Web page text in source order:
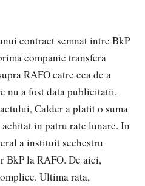
contract semnat intre BkP
companie transfera
RAFO catre cea de a
nu a fost data publicitatii.
Calder a platit o suma
in patru rate lunare. In
a instituit sechestru
BkP la RAFO. De aici,
Ultima rata,